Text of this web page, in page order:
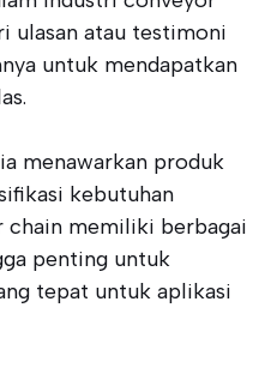
ulasan atau testimoni
untuk mendapatkan
menawarkan produk
kebutuhan
chain memiliki berbagai
penting untuk
tepat untuk aplikasi